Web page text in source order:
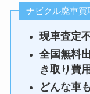
ナビクル廃車買
現車査定
全国無料
き取り費
どんな車